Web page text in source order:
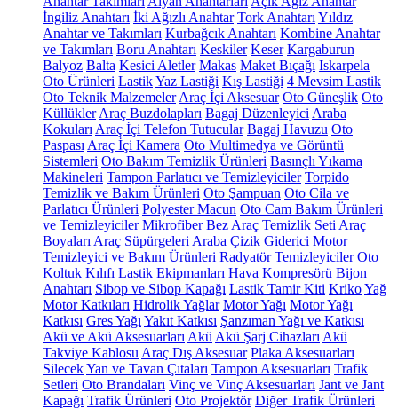
İngiliz Anahtarı İki Ağızlı Anahtar Tork Anahtarı Yıldız
Anahtar ve Takımları Kurbağcık Anahtarı Kombine Anahtar
ve Takımları Boru Anahtarı Keskiler Keser Kargaburun
Balyoz Balta Kesici Aletler Makas Maket Bıçağı Iskarpela
Oto Ürünleri LastikYaz Lastiği Kış Lastiği 4 Mevsim Lastik
Oto Teknik Malzemeler Araç İçi Aksesuar Oto Güneşlik Oto
Küllükler Araç Buzdolapları Bagaj Düzenleyici Araba
Kokuları Araç İçi Telefon Tutucular Bagaj Havuzu Oto
Paspası Araç İçi Kamera Oto Multimedya ve Görüntü
Sistemleri Oto Bakım Temizlik Ürünleri Basınçlı Yıkama
Makineleri Tampon Parlatıcı ve Temizleyiciler Torpido
Temizlik ve Bakım Ürünleri Oto Şampuan Oto Cila ve
Parlatıcı Ürünleri Polyester Macun Oto Cam Bakım Ürünleri
ve Temizleyiciler Mikrofiber Bez Araç Temizlik Seti Araç
Boyaları Araç Süpürgeleri Araba Çizik Giderici Motor
Temizleyici ve Bakım Ürünleri Radyatör Temizleyiciler Oto
Koltuk Kılıfı Lastik Ekipmanları Hava Kompresörü Bijon
Anahtarı Sibop ve Sibop Kapağı Lastik Tamir Kiti KrikoYağ
Motor Katkıları Hidrolik Yağlar Motor Yağı Motor Yağı
Katkısı Gres Yağı Yakıt Katkısı Şanzıman Yağı ve Katkısı
Akü ve Akü Aksesuarları Akü Akü Şarj Cihazları Akü
Takviye Kablosu Araç Dış Aksesuar Plaka Aksesuarları
SilecekYan ve Tavan Çıtaları Tampon Aksesuarları Trafik
Setleri Oto Brandaları Vinç ve Vinç Aksesuarları Jant ve Jant
Kapağı Trafik Ürünleri Oto Projektör Diğer Trafik Ürünleri